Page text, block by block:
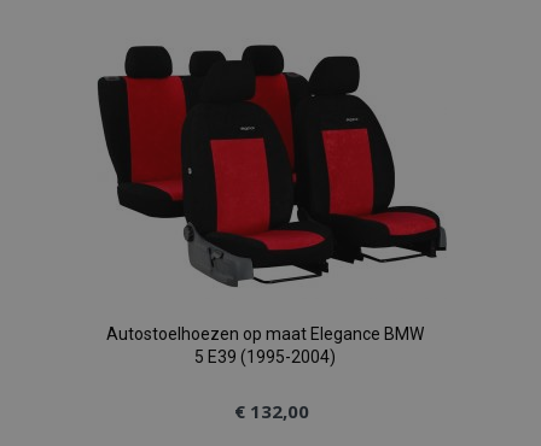
aan
verlanglijst
Autostoelhoezen op maat Elegance BMW
5 E39 (1995-2004)
€ 132,00